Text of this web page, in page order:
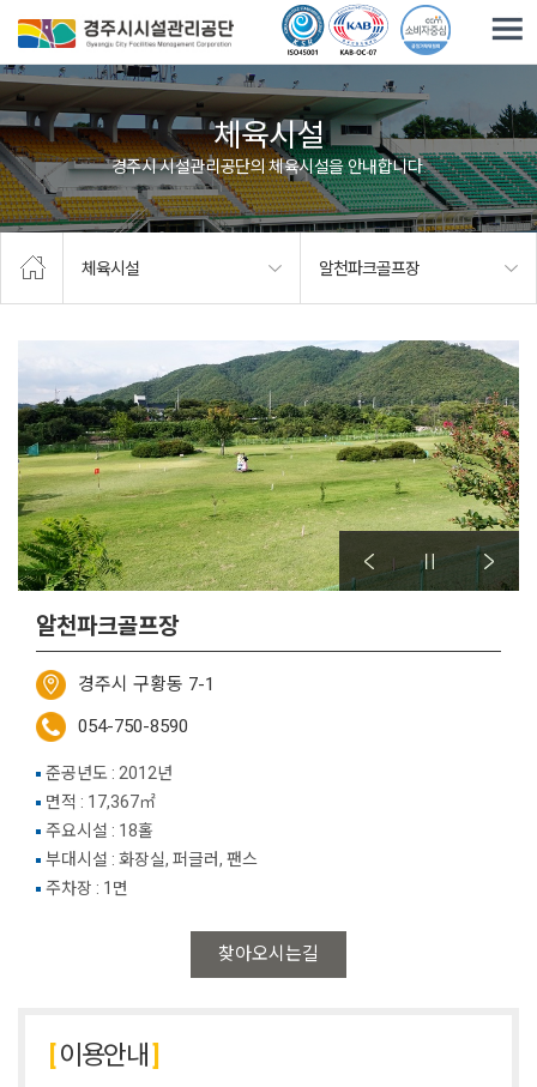
체육시설
경주시 시설관리공단의 체육시설을 안내합니다.
체육시설 알천파크골프장
알천파크골프장
경주시 구황동 7-1
054-750-8590
찾아오시는길
준공년도 : 2012년
면적 : 17,367㎡
주요시설 : 18홀
부대시설 : 화장실, 퍼글러, 팬스
주차장 : 1면
이용안내